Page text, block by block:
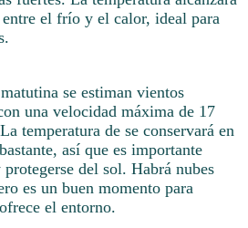
el frío y el calor, ideal para
se estiman vientos
una velocidad máxima de 17
temperatura de se conservará en
así que es importante
del sol. Habrá nubes
es un buen momento para
el entorno.